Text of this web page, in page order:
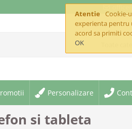
Atentie
Cookie-
experienta pentru
acord sa primiti
OK
Personalizare
si tableta